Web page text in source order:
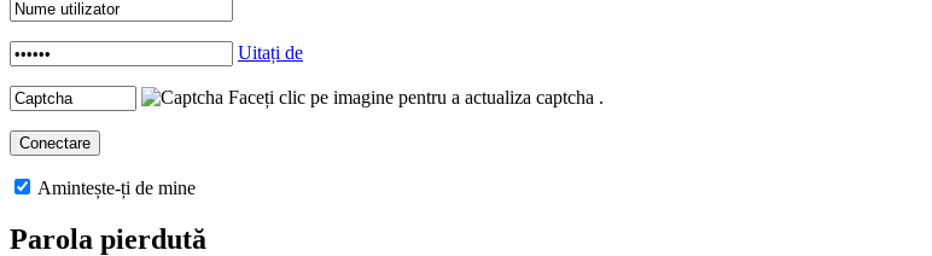
Uitați de
Faceți clic pe imagine pentru a actualiza captcha .
Amintește-ți de mine
Parola pierdută